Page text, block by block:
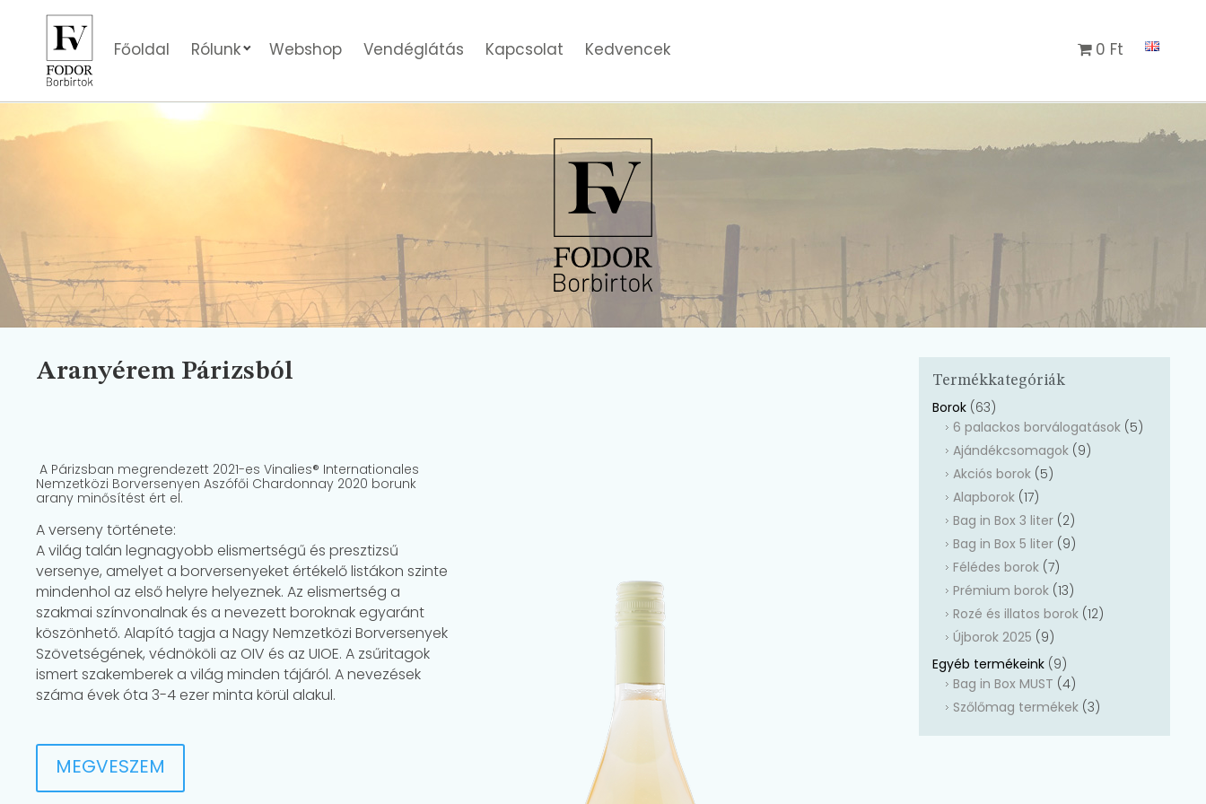
Főoldal Rólunk Webshop Vendéglátás Kapcsolat Kedvencek 0 Ft
Aranyérem Párizsból
A Párizsban megrendezett 2021-es Vinalies® Internationales
Nemzetközi Borversenyen Aszófői Chardonnay 2020 borunk
arany minősítést ért el.
A verseny története:
A világ talán legnagyobb elismertségű és presztizsű
versenye, amelyet a borversenyeket értékelő listákon szinte
mindenhol az első helyre helyeznek. Az elismertség a
szakmai színvonalnak és a nevezett boroknak egyaránt
köszönhető. Alapító tagja a Nagy Nemzetközi Borversenyek
Szövetségének, védnököli az OIV és az UIOE. A zsűritagok
ismert szakemberek a világ minden tájáról. A nevezések
száma évek óta 3-4 ezer minta körül alakul.
MEGVESZEM
Termékkategóriák
Borok (63)
6 palackos borválogatások (5)
Ajándékcsomagok (9)
Akciós borok (5)
Alapborok (17)
Bag in Box 3 liter (2)
Bag in Box 5 liter (9)
Félédes borok (7)
Prémium borok (13)
Rozé és illatos borok (12)
Újborok 2025 (9)
Egyéb termékeink (9)
Bag in Box MUST (4)
Szőlőmag termékek (3)